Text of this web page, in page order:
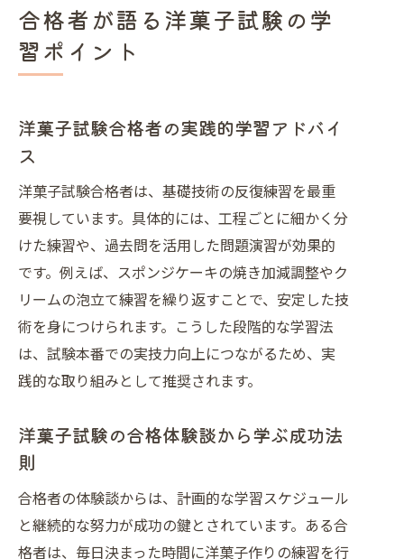
合格者が語る洋菓子試験の学
習ポイント
洋菓子試験合格者の実践的学習アドバイ
ス
洋菓子試験合格者は、基礎技術の反復練習を最重
要視しています。具体的には、工程ごとに細かく分
けた練習や、過去問を活用した問題演習が効果的
です。例えば、スポンジケーキの焼き加減調整やク
リームの泡立て練習を繰り返すことで、安定した技
術を身につけられます。こうした段階的な学習法
は、試験本番での実技力向上につながるため、実
践的な取り組みとして推奨されます。
洋菓子試験の合格体験談から学ぶ成功法
則
合格者の体験談からは、計画的な学習スケジュール
と継続的な努力が成功の鍵とされています。ある合
格者は、毎日決まった時間に洋菓子作りの練習を行